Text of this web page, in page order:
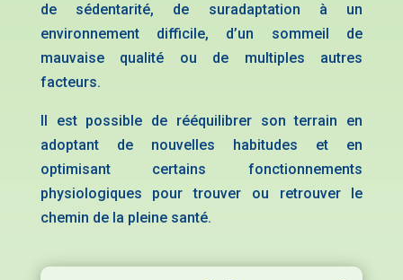
de sédentarité, de suradaptation à un
environnement difficile, d’un sommeil de
mauvaise qualité ou de multiples autres
facteurs.
Il est possible de rééquilibrer son terrain en
adoptant de nouvelles habitudes et en
optimisant certains fonctionnements
physiologiques pour trouver ou retrouver le
chemin de la pleine santé.